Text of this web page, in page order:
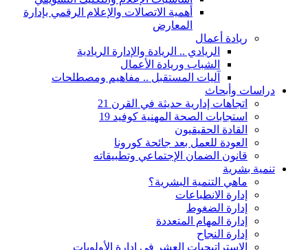
أهمية الاتصالات والإعلام الرقمي بإدارة
المعارض
ريادة أعمال
الريادي .. الريادة والإدارة الريادية
الشباب وريادة الأعمال
آليات المستقبل .. مفاهيم ومصطلحات
دراسات وأبحاث
اتجاهات إدارية حديثة في القرن 21
استجابات الصحة المهنية كوفيد 19
القادة الحقيقيون
العودة للعمل بعد جائحة كورونا
قانون الضمان الإجتماعي وتطبيقاته
تنمية بشرية
ماهي التنمية البشرية؟
إدارة الانطباعات
إدارة الضغوط
إدارة المهام المتعددة
إدارة النجاح
الاستراتيجيات العشر في إدارة الأولويات